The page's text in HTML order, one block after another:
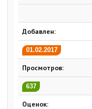
Добавлен:
01.02.2017
Просмотров:
637
Оценок: